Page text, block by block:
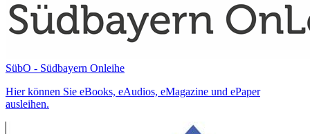
SübO - Südbayern Onleihe
Hier können Sie eBooks, eAudios, eMagazine und ePaper
ausleihen.